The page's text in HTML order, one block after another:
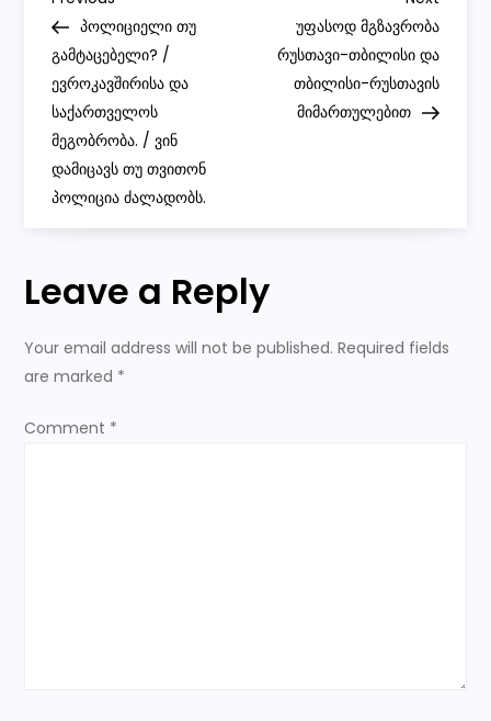
Louisiana
o
s
t
n
v
i
g
Postპოლიციელი თუ
გამტაცებელი? /
ევროკავშირისა და
საქართველოს
მეგობრობა. / ვინ
დამიცავს თუ თვითონ
პოლიცია ძალადობს.
Post
უფასოდ მგზავრობა
რუსთავი-თბილისი და
თბილისი-რუსთავის
მიმართულებით
Leave a Reply
Your email address will not be published. Required fields
are marked *
Comment *